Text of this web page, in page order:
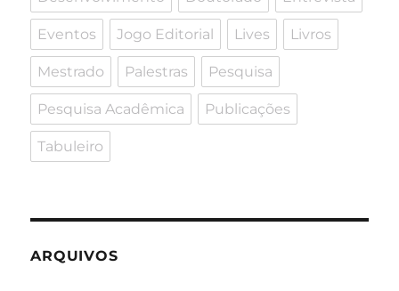
Eventos Jogo Editorial Lives Livros
Mestrado Palestras Pesquisa
Pesquisa Acadêmica Publicações
Tabuleiro
ARQUIVOS